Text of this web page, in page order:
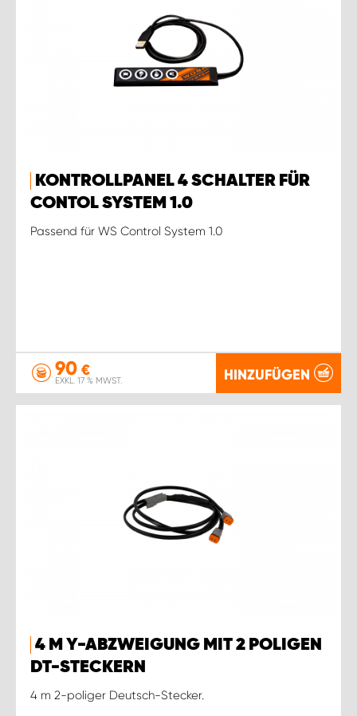
KONTROLLPANEL 4 SCHALTER FÜR
CONTOL SYSTEM 1.0
Passend für WS Control System 1.0
90 €
EXKL. 17 % MWST. HINZUFÜGEN
4 M Y-ABZWEIGUNG MIT 2 POLIGEN
DT-STECKERN
4 m 2-poliger Deutsch-Stecker.